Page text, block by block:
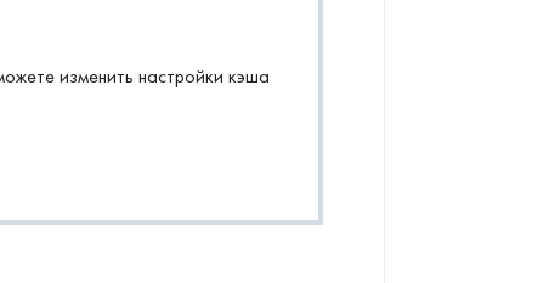
изменить настройки кэша